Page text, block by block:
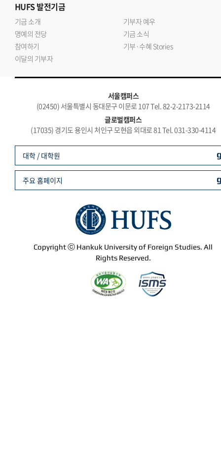
HUFS발전기금
기금 소개
기부자 예우
명예의 전당
기금 소식
참여하기
기부·수혜 Stories
이달의 기부자
서울캠퍼스
(02450) 서울특별시 동대문구 이문로 107 Tel. 82-2-2173-2114
글로벌캠퍼스
(17035) 경기도 용인시 처인구 모현읍 외대로 81 Tel. 031-330-4114
Copyright ⓒ Hankuk University of Foreign Studies. All
Rights Reserved.
대학 / 대학원
주요 홈페이지